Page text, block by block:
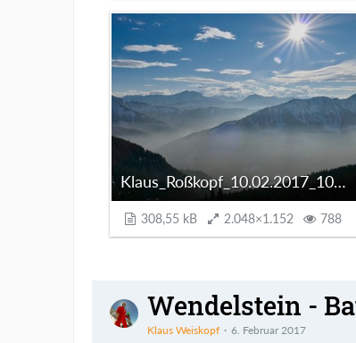
Klaus_Roßkopf_10.02.2017_1000128.jpg
308,55 kB 2.048×1.152 788
Wendelstein -
Klaus Weiskopf 6. Februar 2017